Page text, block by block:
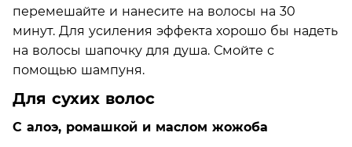
перемешайте и нанесите на волосы на 30
минут. Для усиления эффекта хорошо бы надеть
на волосы шапочку для душа. Смойте с
помощью шампуня.
Для сухих волос
С алоэ, ромашкой и маслом жожоба